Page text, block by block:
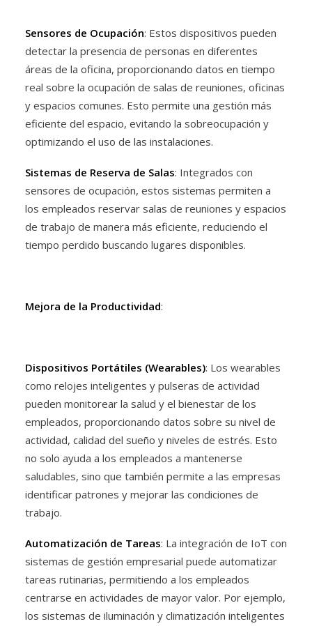
Sensores de Ocupación: Estos dispositivos pueden
detectar la presencia de personas en diferentes
áreas de la oficina, proporcionando datos en tiempo
real sobre la ocupación de salas de reuniones, oficinas
y espacios comunes. Esto permite una gestión más
eficiente del espacio, evitando la sobreocupación y
optimizando el uso de las instalaciones.
Sistemas de Reserva de Salas: Integrados con
sensores de ocupación, estos sistemas permiten a
los empleados reservar salas de reuniones y espacios
de trabajo de manera más eficiente, reduciendo el
tiempo perdido buscando lugares disponibles.
Mejora de la Productividad:
Dispositivos Portátiles (Wearables): Los wearables
como relojes inteligentes y pulseras de actividad
pueden monitorear la salud y el bienestar de los
empleados, proporcionando datos sobre su nivel de
actividad, calidad del sueño y niveles de estrés. Esto
no solo ayuda a los empleados a mantenerse
saludables, sino que también permite a las empresas
identificar patrones y mejorar las condiciones de
trabajo.
Automatización de Tareas: La integración de IoT con
sistemas de gestión empresarial puede automatizar
tareas rutinarias, permitiendo a los empleados
centrarse en actividades de mayor valor. Por ejemplo,
los sistemas de iluminación y climatización inteligentes